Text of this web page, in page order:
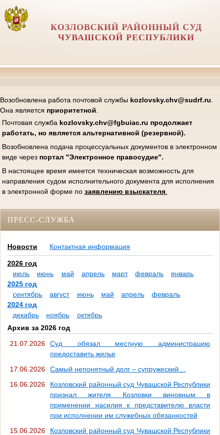
КОЗЛОВСКИЙ РАЙОННЫЙ СУД
ЧУВАШСКОЙ РЕСПУБЛИКИ
Возобновлена работа почтовой службы kozlovsky.chv@sudrf.ru
Она является приоритетной
Почтовая служба kozlovsky.chv@fgbuiac.ru продолжает
работать, но является альтернативной (резервной).
Возобновлена подача процессуальных документов в электронном
виде через портал "Электронное правосудие".
В настоящее время имеется техническая возможность для
направления судом исполнительного документа для исполнения
в электронной форме по заявлению взыскателя.
ПРЕСС-СЛУЖБА
Новости Контактная информация
2026 год
июль
июнь май апрель март февраль
январь
2025 год
сентябрь
август июнь май апрель
февраль
2024 год
декабрь
ноябрь
октябрь
Архив за 2026 год
21.07.2026
Суд обязал местную администрацию
предоставить жилье
17.06.2026
Самый непонятный долг – супружеский…
16.06.2026
Козловский районный суд Чувашской Республики
признал жителя Козловки виновным в
применении насилия к представителю власти
при исполнении им служебных обязанностей
15.06.2026
Козловский районный суд Чувашской Республики